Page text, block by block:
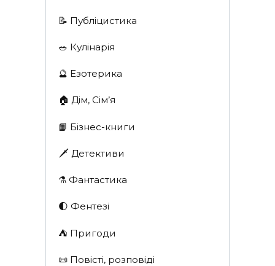
📝 Публіцистика
🥗 Кулінарія
🔮 Езотерика
🏠 Дім, Сім’я
📙 Бізнес-книги
🗡 Детективи
⚗️ Фантастика
🌓 Фентезі
⛺️ Пригоди
📜 Повісті, розповіді